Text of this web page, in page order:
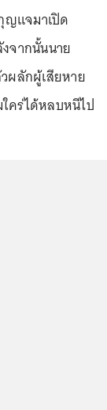
ญแจมาเปิด
จากนั้นนาย
ผลักผู้เสียหาย
คร่ได้หลบหนีไป